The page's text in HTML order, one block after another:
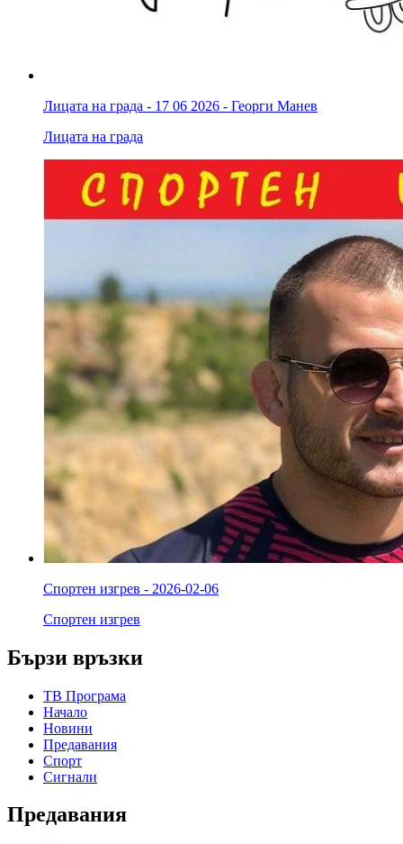
Лицата на града - 17 06 2026 - Георги Манев
Лицата на града
Спортен изгрев - 2026-02-06
Спортен изгрев
Бързи връзки
ТВ Програма
Начало
Новини
Предавания
Спорт
Сигнали
Предавания